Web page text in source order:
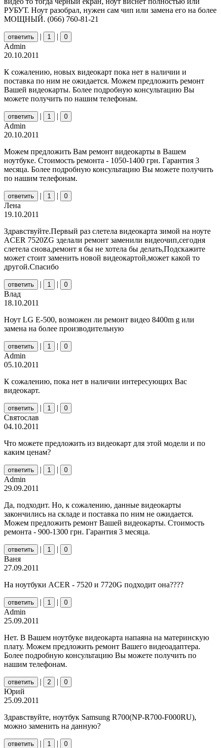
РУБУТ. Ноут разобрал, нужен сам чип или замена его на более
МОЩНЫЙ. (066) 760-81-21
ответить | 1 | 0
Admin
20.10.2011
К сожалению, новых видеокарт пока нет в наличии и
поставка по ним не ожидается. Можем предложить ремонт
Вашей видеокарты. Более подробную консультацию Вы
можете получить по нашим телефонам.
ответить | 1 | 0
Admin
20.10.2011
Можем предложить Вам ремонт видеокарты в Вашем
ноутбуке. Стоимость ремонта - 1050-1400 грн. Гарантия 3
месяца. Более подробную консультацию Вы можете получить
по нашим телефонам.
ответить | 1 | 0
Лена
19.10.2011
Здравствуйте.Первый раз слетела видеокарта зимой на ноуте
ACER 7520ZG зделали ремонт заменили видеочип,сегодня
слетела снова,ремонт я бы не хотела бы делать,Подскажите
может стоит заменить новой видеокартой,может какой то
другой.Спасибо
ответить | 1 | 0
Влад
18.10.2011
Ноут LG E-500, возможен ли ремонт видео 8400m g или
замена на более производительную
ответить | 1 | 0
Admin
05.10.2011
К сожалению, пока нет в наличии интересующих Вас
видеокарт.
ответить | 1 | 0
Святослав
04.10.2011
Что можете предложить из видеокарт для этой модели и по
каким ценам?
ответить | 1 | 0
Admin
29.09.2011
Да, подходит. Но, к сожалению, данные видеокарты
закончились на складе и поставка по ним не ожидается.
Можем предложить ремонт Вашей видеокарты. Стоимость
ремонта - 900-1300 грн. Гарантия 3 месяца.
ответить | 1 | 0
Ваня
27.09.2011
На ноутбуки ACER - 7520 и 7720G подходит она????
ответить | 1 | 0
Admin
25.09.2011
Нет. В Вашем ноутбуке видеокарта напаяна на материнскую
плату. Можем предложить ремонт Вашего видеоадаптера.
Более подробную консультацию Вы можете получить по
нашим телефонам.
ответить | 2 | 0
Юрий
25.09.2011
Здравствуйте, ноутбук Samsung R700(NP-R700-F000RU),
можно заменить на данную?
ответить | 1 | 0